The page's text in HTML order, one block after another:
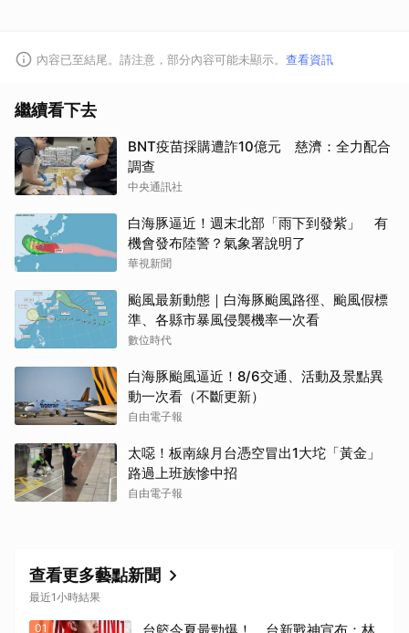
內容已至結尾。請注意，部分內容可能未顯示。 查看資訊
繼續看下去
BNT疫苗採購遭詐10億元 慈濟：全力配合
調查
中央通訊社
白海豚逼近！週末北部「雨下到發紫」 有
機會發布陸警？氣象署說明了
華視新聞
颱風最新動態｜白海豚颱風路徑、颱風假標
準、各縣市暴風侵襲機率一次看
數位時代
白海豚颱風逼近！8/6交通、活動及景點異
動一次看（不斷更新）
自由電子報
太噁！板南線月台憑空冒出1大坨「黃金」
路過上班族慘中招
自由電子報
查看更多藝點新聞
最近1小時結果
01 台籃今夏最勁爆！ 台新戰神宣布：林